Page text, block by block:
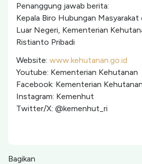
Penanggung jawab berita:
Kepala Biro Hubungan Masyarakat
Luar Negeri, Kementerian
Ristianto Pribadi
Website: www.kehutanan.go.id
Youtube: Kementerian Kehutanan
Facebook: Kementerian Kehutanan
Instagram: Kemenhut
Twitter/X: @kemenhut_ri
Bagikan